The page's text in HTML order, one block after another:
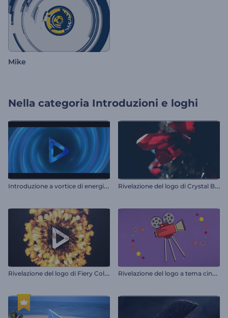
Mike
Nella categoria Introduzioni e loghi
I
ntroduzione a vortice di energia neon R
ivelazione del logo di Crystal Blast
R
ivelazione del logo di Fiery Collision R
ivelazione del logo a tema cinematografico